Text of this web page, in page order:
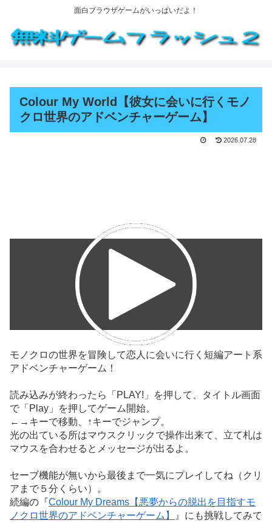
面白ブラウザゲームがいっぱいだよ！
Colour My World【彼女に会いに行くモノ
クロ世界のアドベンチャーゲーム】
2026.07.28
モノクロの世界を冒険して恋人に会いに行く短編アート系
アドベンチャーゲーム！
読み込みが終わったら「PLAY!」を押して、タイトル画面
で「Play」を押してゲーム開始。
←→キーで移動、↑キーでジャンプ。
光の出ている所はマウスクリックで操作出来て、立て札は
マウスを合わせるとメッセージが出るよ。
セーブ機能が無いから最後まで一気にプレイしてね（クリ
アまで５分くらい）。
続編の『Colour My Dreams【悪夢からの脱出を目指すモ
ノクロ世界のアドベンチャーゲーム】
』にも挑戦してみて